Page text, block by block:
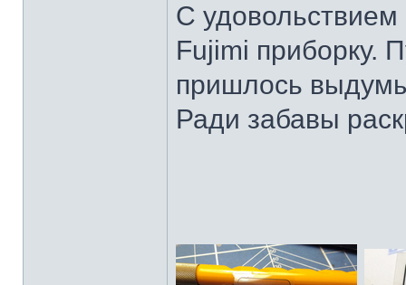
С
Fujimi приборку.
пришлось
Ради забавы